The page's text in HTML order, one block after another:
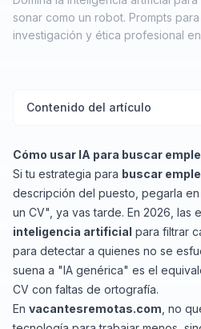
Calculadora Freelance Gratis
sonar como un robot. Prompts
investigación y ética profesional
Contenido del artículo
Cómo usar IA para buscar
Si tu estrategia para buscar
descripción del puesto, pegarla
un CV", ya vas tarde. En 2026, las
inteligencia artificial para filtrar
para detectar a quienes no se
suena a "IA genérica" es el
CV con faltas de ortografía.
En vacantesremotas.com , no